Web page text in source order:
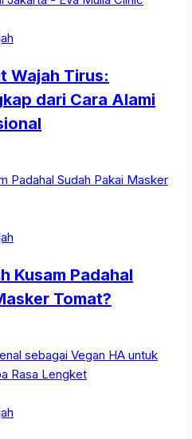
Wajah Tirus:
dari Cara Alami
Kusam Padahal
Tomat?